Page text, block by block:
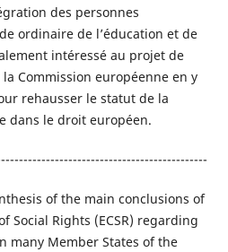
des personnes
ordinaire de l’éducation et de
intéressé au projet de
Commission européenne en y
rehausser le statut de la
dans le droit européen.
of the main conclusions of
Social Rights (ECSR) regarding
many Member States of the